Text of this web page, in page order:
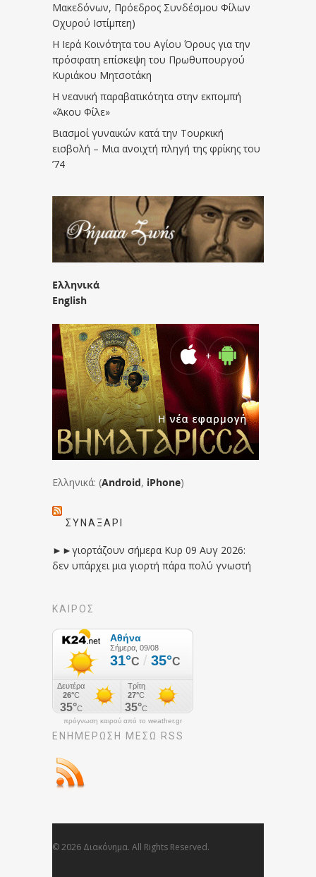
Μακεδόνων, Πρόεδρος Συνδέσμου Φίλων
Οχυρού Ιστίμπεη)
Η Ιερά Κοινότητα του Αγίου Όρους για την
πρόσφατη επίσκεψη του Πρωθυπουργού
Κυριάκου Μητσοτάκη
Η νεανική παραβατικότητα στην εκπομπή
«Άκου Φίλε»
Βιασμοί γυναικών κατά την Τουρκική
εισβολή – Μια ανοιχτή πληγή της φρίκης του
’74
Ελληνικά
English
Ελληνικά: (Android, iPhone)
ΣΥΝΑΞΆΡΙ
►►γιορτάζουν σήμερα Κυρ 09 Αυγ 2026:
δεν υπάρχει μια γιορτή πάρα πολύ γνωστή
ΚΑΙΡΟΣ
πρόγνωση καιρού από το weather.gr
ΕΝΗΜΈΡΩΣΉ ΜΕΣΩ RSS
© 2026 Διακόνημα. All Rights Reserved.